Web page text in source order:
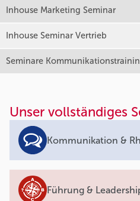
Inhouse Marketing Seminar
Inhouse Seminar Vertrieb
Seminare
Unser vollständiges
Kommunikation &
Führung &